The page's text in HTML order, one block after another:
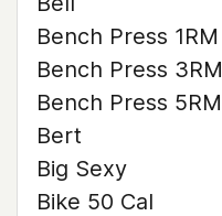
Bench Press 1RM
Bench Press 3RM
Bench Press 5RM
Bert
Big Sexy
Bike 50 Cal